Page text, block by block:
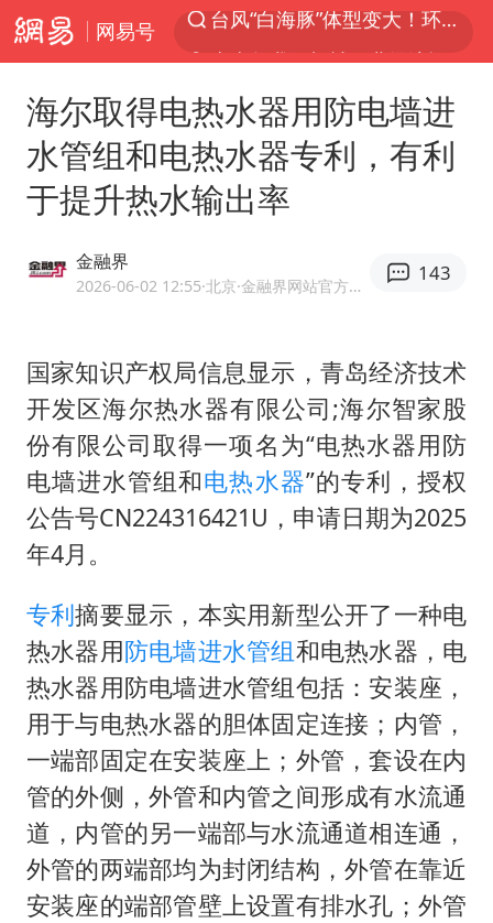
网易号
上半年我国机械工业经济运行稳中有进
女子开一天一夜空调后二氧化碳中毒
陕西省委书记赶赴柞水县杏坪镇
改名后的“青海拉面”店
广岛核爆81周年央视播《奥本海默》
四川宜宾市高县发生4.9级地震
河南某医院2.33亿工程串标案细节披露
公司“上四休三”但要降薪1000元
A股收盘：三大指数均涨超1%
朱雨玲晋级WTT横滨冠军赛女单八强
东方之约 相约未来
海尔取得电热水器用防电墙进
水管组和电热水器专利，有利
于提升热水输出率
金融界
2026-06-02 12:55·北京 ·金融界网站官方账号 优质财经领域创作者
143
国家知识产权局信息显示，青岛经济技术
开发区海尔热水器有限公司;海尔智家股
份有限公司取得一项名为“电热水器用防
电墙进水管组和电热水器”的专利，授权
公告号CN224316421U，申请日期为2025
年4月。
专利摘要显示，本实用新型公开了一种电
热水器用防电墙进水管组和电热水器，电
热水器用防电墙进水管组包括：安装座，
用于与电热水器的胆体固定连接；内管，
一端部固定在安装座上；外管，套设在内
管的外侧，外管和内管之间形成有水流通
道，内管的另一端部与水流通道相连通，
外管的两端部均为封闭结构，外管在靠近
安装座的端部管壁上设置有排水孔；外管